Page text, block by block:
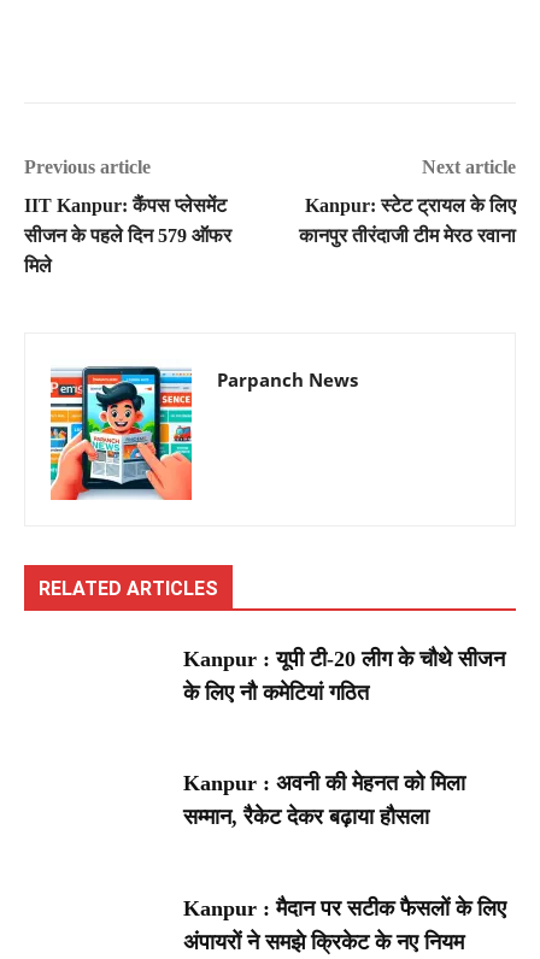
Previous article
IIT Kanpur: कैंपस प्लेसमेंट
सीजन के पहले दिन 579 ऑफर
मिले
Next article
Kanpur: स्टेट ट्रायल के लिए
कानपुर तीरंदाजी टीम मेरठ रवाना
Parpanch News
RELATED ARTICLES
Kanpur : यूपी टी-20 लीग के चौथे सीजन
के लिए नौ कमेटियां गठित
Kanpur : अवनी की मेहनत को मिला
सम्मान, रैकेट देकर बढ़ाया हौसला
Kanpur : मैदान पर सटीक फैसलों के लिए
अंपायरों ने समझे क्रिकेट के नए नियम